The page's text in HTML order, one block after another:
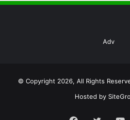
Adv
© Copyright 2026, All Rights
Hosted by